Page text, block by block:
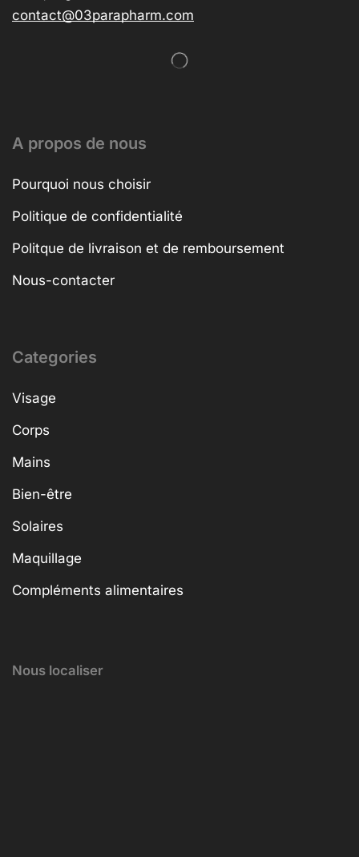
contact@03parapharm.com
A propos de nous
Pourquoi nous choisir
Politique de confidentialité
Politque de livraison et de remboursement
Nous-contacter
Categories
Visage
Corps
Mains
Bien-être
Solaires
Maquillage
Compléments alimentaires
Nous localiser